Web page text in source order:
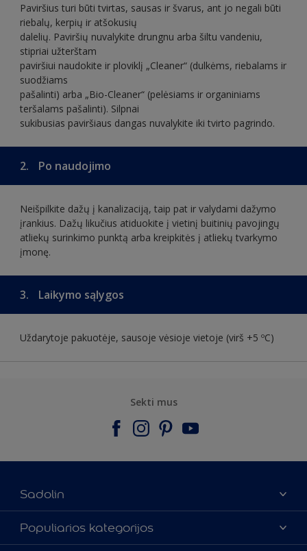
Paviršius turi būti tvirtas, sausas ir švarus, ant jo negali būti
riebalų, kerpių ir atšokusių
dalelių. Paviršių nuvalykite drungnu arba šiltu vandeniu,
stipriai užterštam
paviršiui naudokite ir ploviklį „Cleaner“ (dulkėms, riebalams ir
suodžiams
pašalinti) arba „Bio-Cleaner“ (pelėsiams ir organiniams
teršalams pašalinti). Silpnai
sukibusias paviršiaus dangas nuvalykite iki tvirto pagrindo.
2. Po naudojimo
Neišpilkite dažų į kanalizaciją, taip pat ir valydami dažymo
įrankius. Dažų likučius atiduokite į vietinį buitinių pavojingų
atliekų surinkimo punktą arba kreipkitės į atliekų tvarkymo
įmonę.
3. Laikymo sąlygos
Uždarytoje pakuotėje, sausoje vėsioje vietoje (virš +5 ºC)
Sekti mus
Sadolin
Apie mus
Susisiekti su mumis
Populiarios kategorijos